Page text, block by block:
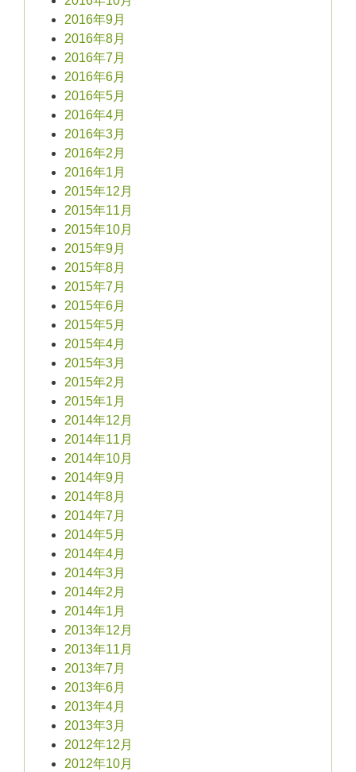
2016年9月
2016年8月
2016年7月
2016年6月
2016年5月
2016年4月
2016年3月
2016年2月
2016年1月
2015年12月
2015年11月
2015年10月
2015年9月
2015年8月
2015年7月
2015年6月
2015年5月
2015年4月
2015年3月
2015年2月
2015年1月
2014年12月
2014年11月
2014年10月
2014年9月
2014年8月
2014年7月
2014年5月
2014年4月
2014年3月
2014年2月
2014年1月
2013年12月
2013年11月
2013年7月
2013年6月
2013年4月
2013年3月
2012年12月
2012年10月